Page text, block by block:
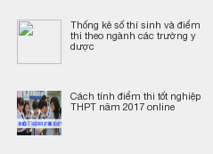
Thống kê số thí sinh và điểm
thi theo ngành các trường y
dược
Cách tính điểm thi tốt nghiệp
THPT năm 2017 online